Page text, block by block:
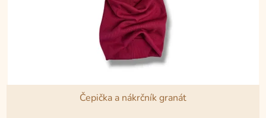
Čepička a nákrčník granát